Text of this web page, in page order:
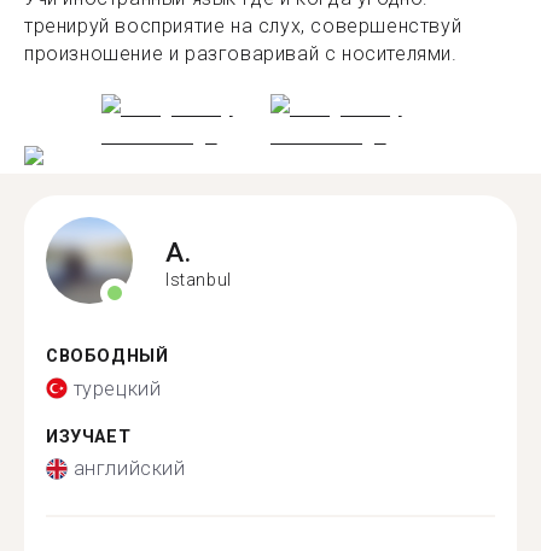
тренируй восприятие на слух, совершенствуй
произношение и разговаривай с носителями.
A.
Istanbul
СВОБОДНЫЙ
турецкий
ИЗУЧАЕТ
английский